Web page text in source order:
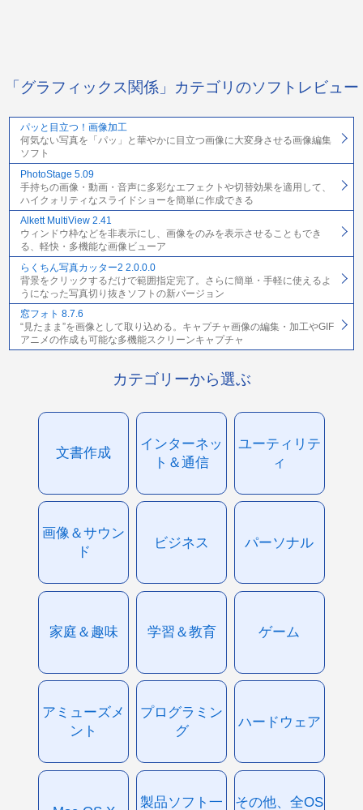
「グラフィックス関係」カテゴリのソフトレビュー
パッと目立つ！画像加工
何気ない写真を「パッ」と華やかに目立つ画像に大変身させる画像編集
ソフト
PhotoStage 5.09
手持ちの画像・動画・音声に多彩なエフェクトや切替効果を適用して、
ハイクォリティなスライドショーを簡単に作成できる
Alkett MultiView 2.41
ウィンドウ枠などを非表示にし、画像をのみを表示させることもでき
る、軽快・多機能な画像ビューア
らくちん写真カッター2 2.0.0.0
背景をクリックするだけで範囲指定完了。さらに簡単・手軽に使えるよ
うになった写真切り抜きソフトの新バージョン
窓フォト 8.7.6
“見たまま”を画像として取り込める。キャプチャ画像の編集・加工やGIF
アニメの作成も可能な多機能スクリーンキャプチャ
カテゴリーから選ぶ
文書作成
インターネッ
ト＆通信
ユーティリテ
ィ
画像＆サウン
ド
ビジネス パーソナル
家庭＆趣味 学習＆教育 ゲーム
アミューズメ
ント
プログラミン
グ
ハードウェア
製品ソフト一
その他、全OS